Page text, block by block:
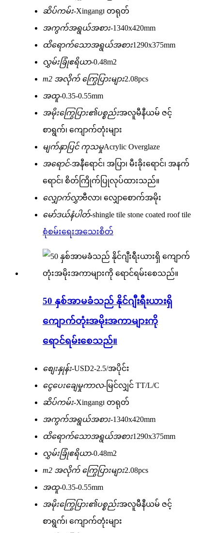
ဆိပ်ကမ်း-Xingang၊ တရုတ်
အကွက်အရွယ်အစား-1340x420mm
ထိရောက်သောအရွယ်အစား1290x375mm
လွှမ်းခြုံဧရိယာ-0.48m2
m2 အလိုက် ကြွေပြားများ2.08pcs
အထူ-0.35-0.55mm
အမိုးကြွေပြား၏ပစ္စည်းအလူမီနီယမ် ဇင့်
စာရွက်၊ ကျောက်တုံးများ
မျက်နှာပြင် ကုသမှုAcrylic Overglaze
အရောင်-အနီရောင်၊ အပြာ၊ မီးခိုးရောင်၊ အနက်
ရောင်၊ စိတ်ကြိုက်ပြုလုပ်ထားသည်။
လျှောက်လွှာဗီလာ၊ လျှောစောက်အမိုး
မော်ဒယ်နံပါတ်-shingle tile stone coated roof tile
စုံစမ်းရေးအသေးစိတ်
50 နှစ်အာမခံသည် နိုင်ဂျီးရီးယားရှိ
ကျောက်တုံးအမိုးအကာများကို
ရောင်ရမ်းစေသည်။
စျေးနှုန်း-USD2-2.5/အပိုင်း
ငွေပေးချေမှုကာလ- မြင်လျှင် TT/L/C
ဆိပ်ကမ်း-Xingang၊ တရုတ်
အကွက်အရွယ်အစား-1340x420mm
ထိရောက်သောအရွယ်အစား1290x375mm
လွှမ်းခြုံဧရိယာ-0.48m2
m2 အလိုက် ကြွေပြားများ2.08pcs
အထူ-0.35-0.55mm
အမိုးကြွေပြား၏ပစ္စည်းအလူမီနီယမ် ဇင့်
စာရွက်၊ ကျောက်တုံးများ